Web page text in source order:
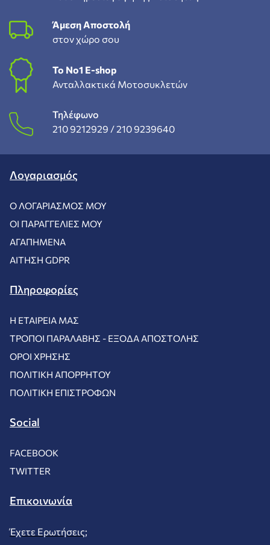
Άμεση Αποστολή
στον χώρο σου
To Νο1 Ε-shop
Ανταλλακτικά Μοτοσυκλετών
Τηλέφωνο
210 9212929 /210 9239640
Λογαριασμός
Ο ΛΟΓΑΡΙΑΣΜΌΣ ΜΟΥ
ΟΙ ΠΑΡΑΓΓΕΛΊΕΣ ΜΟΥ
ΑΓΑΠΗΜΈΝΑ
ΑΊΤΗΣΗ GDPR
Πληροφορίες
Η ΕΤΑΙΡΕΊΑ ΜΑΣ
ΤΡΌΠΟΙ ΠΑΡΑΛΑΒΉΣ - ΈΞΟΔΑ ΑΠΟΣΤΟΛΉΣ
ΌΡΟΙ ΧΡΉΣΗΣ
ΠΟΛΙΤΙΚΉ ΑΠΟΡΡΉΤΟΥ
ΠΟΛΙΤΙΚΉ ΕΠΙΣΤΡΟΦΏΝ
Social
FACEBOOK
TWITTER
Επικοινωνία
Έχετε Ερωτήσεις;